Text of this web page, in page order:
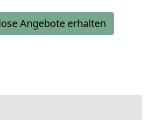
Angebote erhalten